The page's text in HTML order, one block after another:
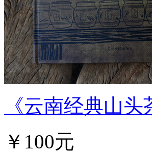
《云南经典山
￥100元